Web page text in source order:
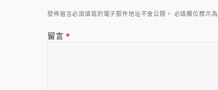
發佈留言必須填寫的電子郵件地址不會公開。 必填欄位標示
留言 *